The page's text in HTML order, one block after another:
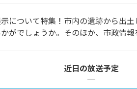
について特集！市内の遺跡から出
がでしょうか。そのほか、市政情報
近日の放送予定